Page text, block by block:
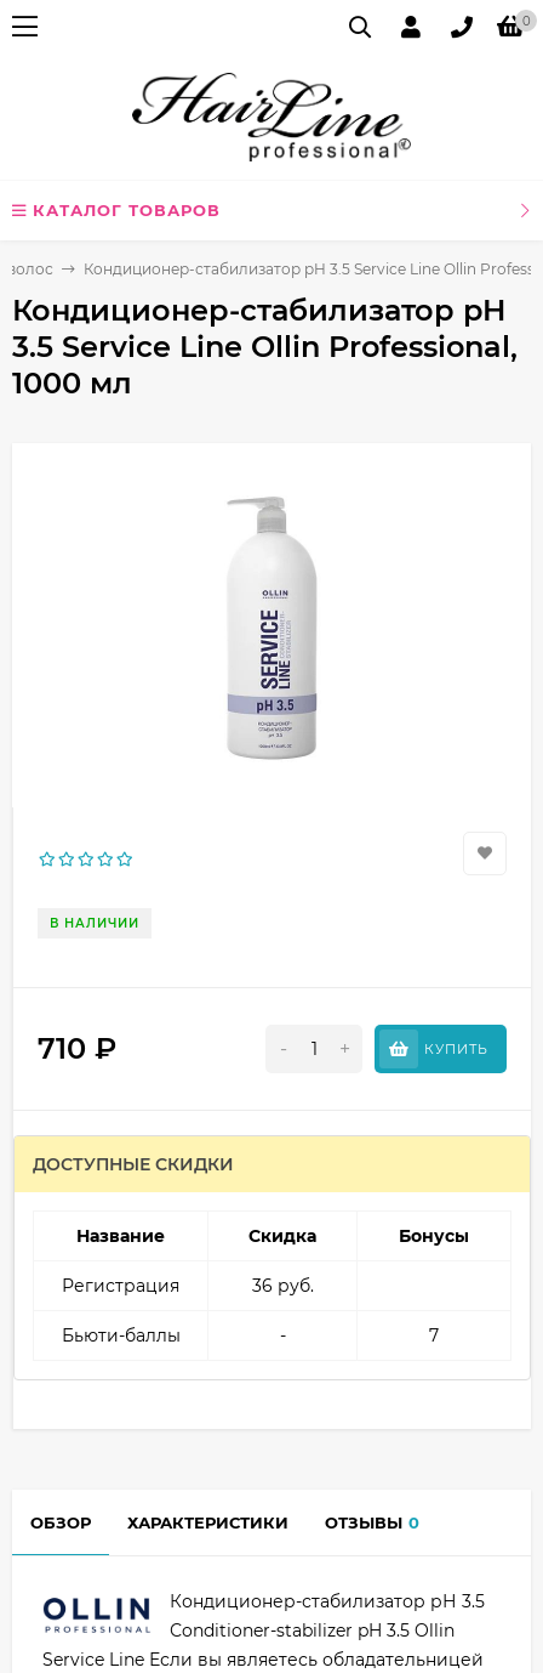
0
КАТАЛОГ ТОВАРОВ
волос Кондиционер-стабилизатор pH 3.5 Service Line Ollin
Кондиционер-стабилизатор pH
3.5 Service Line Ollin Professional,
1000 мл
В НАЛИЧИИ
710 ₽ - + КУПИТЬ
ДОСТУПНЫЕ СКИДКИ
Название Скидка Бонусы
Регистрация 36 руб.
Бьюти-баллы - 7
ОБЗОР ХАРАКТЕРИСТИКИ ОТЗЫВЫ 0
Кондиционер-стабилизатор рН 3.5
Сonditioner-stabilizer pH 3.5 Ollin
Service Line Если вы являетесь обладательницей